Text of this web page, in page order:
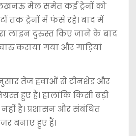
लखनऊ मेल समेत कई ट्रेनों को
तक ट्रेनों में फंसे रहे। बाद में
लाइन दुरुस्त किए जाने के बाद
कराया गया और गाड़ियां
तेज हवाओं से टीनशेड और
हुए हैं। हालांकि किसी बड़ी
है। प्रशासन और संबंधित
बनाए हुए हैं।